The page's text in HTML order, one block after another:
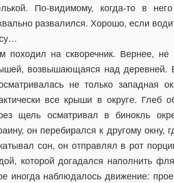
По-видимому, когда-то в
развалился. Хорошо, если
походил на скворечник. Вернее,
возвышающаяся над деревней.
не только западная
все крыши в округе. Глеб
щель осматривал в бинокль
он перебирался к другому окну,
сон, он отправлял в рот
которой догадался наполнить
иногда наблюдалось движение: